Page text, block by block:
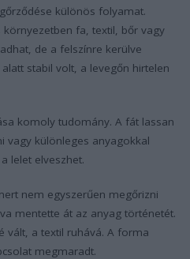
különös folyamat.
fa, textil, bőr vagy
de a felszínre kerülve
stabil volt, a levegőn hirtelen
komoly tudomány. A fát lassan
vagy különleges anyagokkal
lelet elveszhet.
nem egyszerűen megőrizni
mentette át az anyag történetét.
vált, a textil ruhává. A forma
megmaradt.